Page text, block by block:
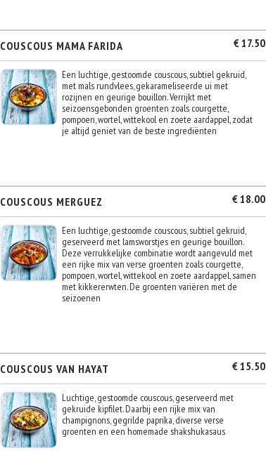
COUSCOUS MAMA FARIDA € 17.50
Een luchtige, gestoomde couscous, subtiel gekruid,
met mals rundvlees, gekarameliseerde ui met
rozijnen en geurige bouillon. Verrijkt met
seizoensgebonden groenten zoals courgette,
pompoen, wortel, wittekool en zoete aardappel, zodat
je altijd geniet van de beste ingrediënten
COUSCOUS MERGUEZ € 18.00
Een luchtige, gestoomde couscous, subtiel gekruid,
geserveerd met lamsworstjes en geurige bouillon.
Deze verrukkelijke combinatie wordt aangevuld met
een rijke mix van verse groenten zoals courgette,
pompoen, wortel, wittekool en zoete aardappel, samen
met kikkererwten. De groenten variëren met de
seizoenen
COUSCOUS VAN HAYAT € 15.50
Luchtige, gestoomde couscous, geserveerd met
gekruide kipfilet. Daarbij een rijke mix van
champignons, gegrilde paprika, diverse verse
groenten en een homemade shakshukasaus